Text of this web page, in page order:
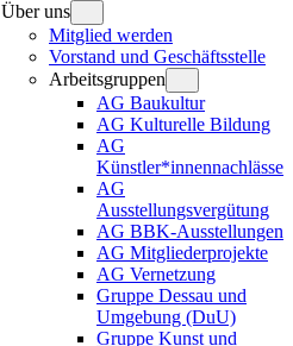
Über uns
Mitglied werden
Vorstand und Geschäftsstelle
Arbeitsgruppen
AG Baukultur
AG Kulturelle Bildung
AG
Künstler*innennachlässe
AG
Ausstellungsvergütung
AG BBK-Ausstellungen
AG Mitgliederprojekte
AG Vernetzung
Gruppe Dessau und
Umgebung (DuU)
Gruppe Kunst und